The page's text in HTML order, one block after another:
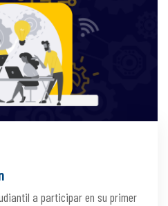
a participar en su primer